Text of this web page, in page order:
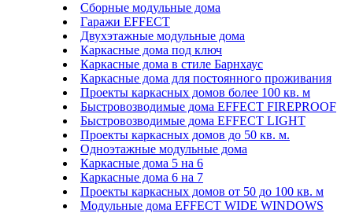
Сборные модульные дома
Гаражи EFFECT
Двухэтажные модульные дома
Каркасные дома под ключ
Каркасные дома в стиле Барнхаус
Каркасные дома для постоянного проживания
Проекты каркасных домов более 100 кв. м
Быстровозводимые дома EFFECT FIREPROOF
Быстровозводимые дома EFFECT LIGHT
Проекты каркасных домов до 50 кв. м.
Одноэтажные модульные дома
Каркасные дома 5 на 6
Каркасные дома 6 на 7
Проекты каркасных домов от 50 до 100 кв. м
Модульные дома EFFECT WIDE WINDOWS